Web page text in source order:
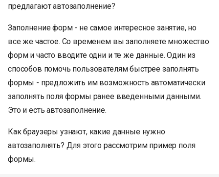
предлагают автозаполнение?
Заполнение форм - не самое интересное занятие, но
все же частое. Со временем вы заполняете множество
форм и часто вводите одни и те же данные. Один из
способов помочь пользователям быстрее заполнять
формы - предложить им возможность автоматически
заполнять поля формы ранее введенными данными.
Это и есть автозаполнение.
Как браузеры узнают, какие данные нужно
автозаполнять? Для этого рассмотрим пример поля
формы.